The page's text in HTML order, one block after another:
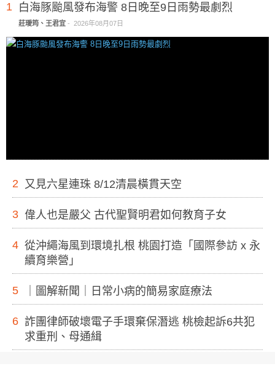
1 白海豚颱風發布海警 8日晚至9日雨勢最劇烈
莊璦筠、王君宜 - 2026年08月07日
2 又見六星連珠 8/12清晨橫貫天空
3 偉人也是嚴父 古代聖賢明君如何教育子女
4 從沖繩海風到環境扎根 桃園打造「國際參訪 x 永
續育樂營」
5 ｜圖解新聞｜日常小病的簡易家庭療法
6 詐團律師破壞電子手環棄保潛逃 桃檢起訴6共犯
求重刑、母通緝